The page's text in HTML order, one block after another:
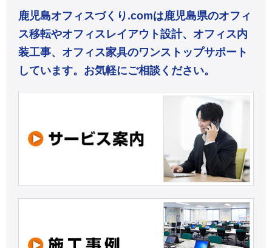
鹿児島オフィスづくり.comは鹿児島県のオフィ
ス移転やオフィスレイアウト設計、オフィス内
装工事、オフィス家具のワンストップサポート
しています。お気軽にご相談ください。